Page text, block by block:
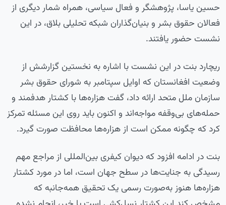
حسین یاسا، پژوهشگر و فعال سیاسی، همراه شمار دیگری از
فعالان حقوق بشر و بنیان‌گذاران شبکه تحلیلی بلاق، در این
نشست حضور یافتند.
ریچارد بنت در این نشست با اشاره به نخستین گزارشش از
وضعیت افغانستان که اوایل سپتامبر به شورای حقوق بشر
سازمان ملل متحد ارائه داد، گفت هزاره‌ها با کشتار هدفمند و
حمله‌های بی‌وقفه مواجه‌اند و اکنون باید روی این مسئله تمرکز
کرد که چگونه ممکن است از هزاره‌ها محافظت صورت گیرد.
بنت در ادامه افزود که دیوان کیفری بین‌المللی از مراجع مهم
رسیدگی به جنایت‌ها در سطح جهان است، اما در مورد کشتار
هزاره‌ها هنوز به‌صورت رسمی یک تحقیق همه‌جانبه که